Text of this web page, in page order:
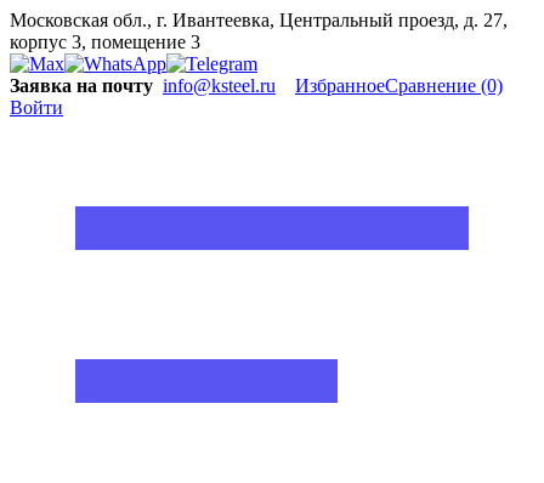
Московская обл., г. Ивантеевка, Центральный проезд, д. 27,
корпус 3, помещение 3
Заявка на почту info@ksteel.ru ИзбранноеСравнение (0)
Войти